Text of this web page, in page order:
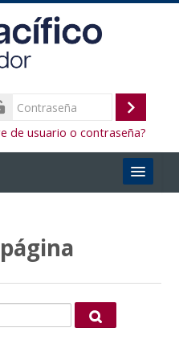
de usuario o contraseña?
Buscar en